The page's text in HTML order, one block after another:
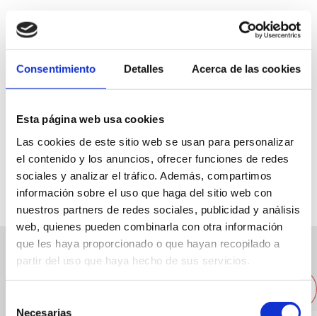
Consentimiento Detalles Acerca de las cookies
Esta página web usa cookies
Las cookies de este sitio web se usan para personalizar
el contenido y los anuncios, ofrecer funciones de redes
sociales y analizar el tráfico. Además, compartimos
información sobre el uso que haga del sitio web con
nuestros partners de redes sociales, publicidad y análisis
web, quienes pueden combinarla con otra información
que les haya proporcionado o que hayan recopilado a
partir del uso que haya hecho de sus servicios.
Necesarias
Web
Other nearby restaurants